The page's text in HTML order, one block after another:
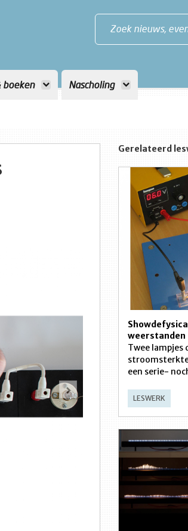
Zoek nieuws,
boeken Nascholing
Volgende
Gerelateerd
weerstanden
Twee lampjes
stroomsterkte
een serie-
LESWERK